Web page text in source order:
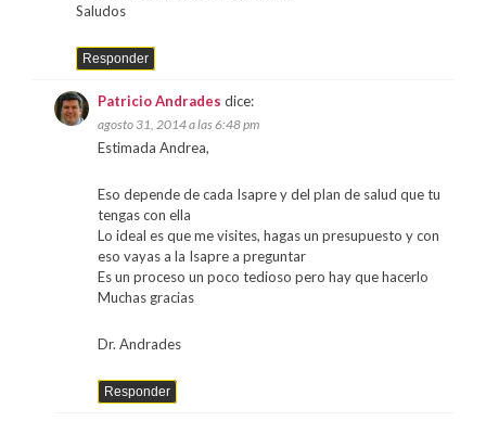
Saludos
Responder
Patricio Andrades dice:
agosto 31, 2014 a las 6:48 pm
Estimada Andrea,
Eso depende de cada Isapre y del plan de salud que tu
tengas con ella
Lo ideal es que me visites, hagas un presupuesto y con
eso vayas a la Isapre a preguntar
Es un proceso un poco tedioso pero hay que hacerlo
Muchas gracias
Dr. Andrades
Responder